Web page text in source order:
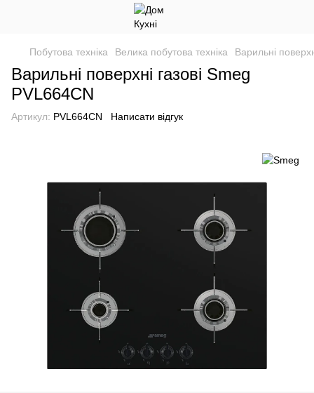
Побутова техніка Велика побутова техніка Варильні
Варильні поверхні газові Smeg
PVL664CN
Артикул: PVL664CN Написати відгук